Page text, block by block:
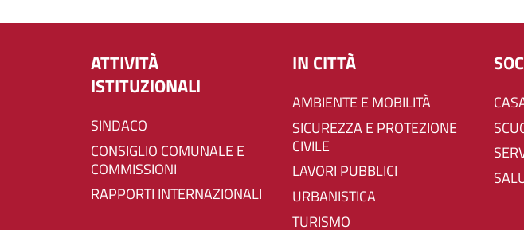
ATTIVITÀ
ISTITUZIONALI
SINDACO
CONSIGLIO COMUNALE E
COMMISSIONI
RAPPORTI INTERNAZIONALI
IN CITTÀ
AMBIENTE E MOBILITÀ
SICUREZZA E PROTEZIONE
CIVILE
LAVORI PUBBLICI
URBANISTICA
TURISMO